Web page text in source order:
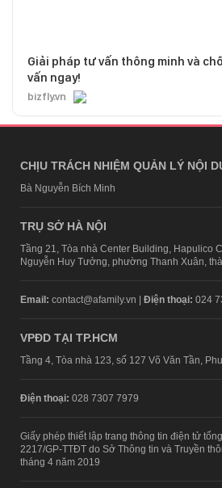
Giải pháp tư vấn thông minh và
vấn ngay!
bizfly.vn
CHỊU TRÁCH NHIỆM QUẢN LÝ NỘI
Bà Nguyễn Bích Minh
TRỤ SỞ HÀ NỘI
Tầng 21, Tòa nhà Center Building, Hapulico
Nguyễn Huy Tưởng, phường Thanh Xuân,
Email: contact@afamily.vn | Điện thoại: 024
VPĐD TẠI TP.HCM
Tầng 4, Tòa nhà 123, số 127 Võ Văn Tần,
Điện thoại: 028 7307 7979
Giấy phép thiết lập trang thông tin điện tử
2217/GP-TTĐT do Sở Thông tin và Truyền
tháng 4 năm 2019